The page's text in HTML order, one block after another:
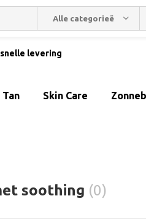
Alle categorieën
levering
Skin Care
soothing (0)